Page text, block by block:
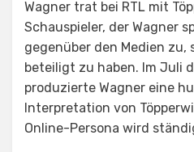
Wagner trat bei RTL mit
Schauspieler, der Wagner
gegenüber den Medien zu,
beteiligt zu haben. Im Juli
produzierte Wagner eine
Interpretation von
Online-Persona wird